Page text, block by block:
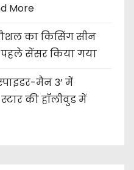
More
का किसिंग सीन
पहले सेंसर किया गया
मैन 3’ में
की हॉलीवुड में